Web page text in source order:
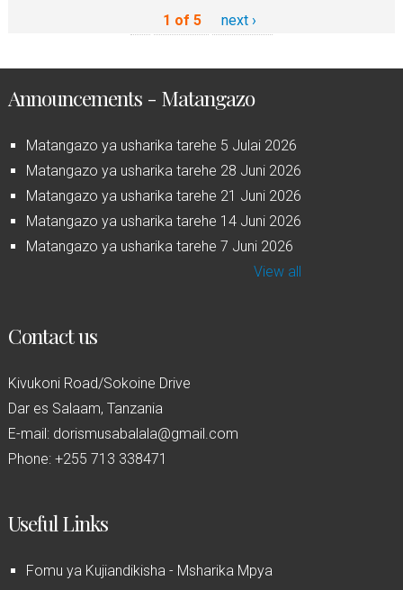
1 of 5 next ›
Announcements - Matangazo
Matangazo ya usharika tarehe 5 Julai 2026
Matangazo ya usharika tarehe 28 Juni 2026
Matangazo ya usharika tarehe 21 Juni 2026
Matangazo ya usharika tarehe 14 Juni 2026
Matangazo ya usharika tarehe 7 Juni 2026
View all
Contact us
Kivukoni Road/Sokoine Drive
Dar es Salaam, Tanzania
E-mail: dorismusabalala@gmail.com
Phone: +255 713 338471
Useful Links
Fomu ya Kujiandikisha - Msharika Mpya